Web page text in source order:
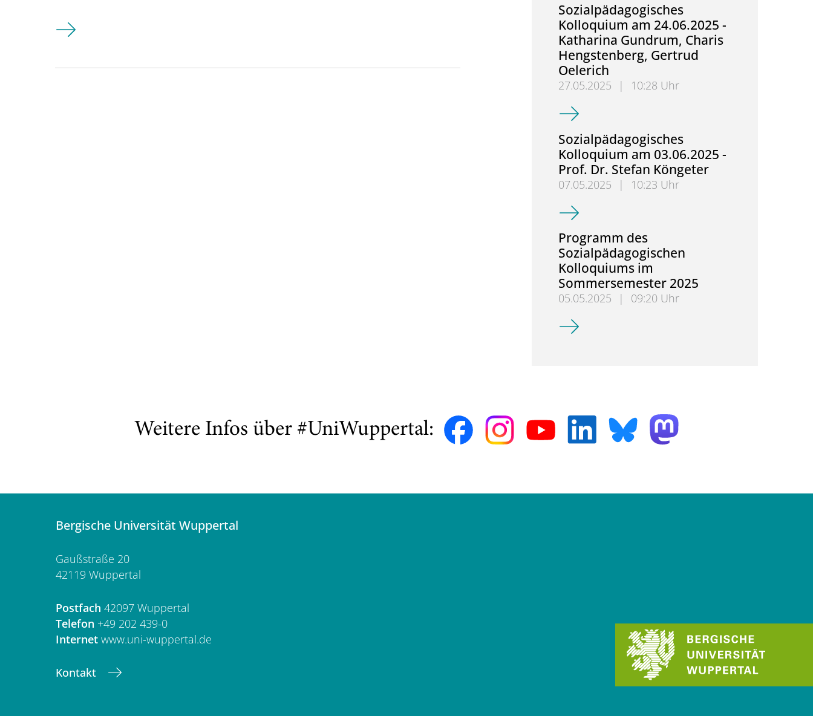
Kolloquium des Interdisziplinären Forschungszentrums "Kindheiten. Gesellschaften" am 22. Oktober
Sozialpädagogisches
Kolloquium am 24.06.2025 -
Katharina Gundrum, Charis
Hengstenberg, Gertrud
Oelerich
27.05.2025 |
10:28 Uhr
Sozialpädagogisches Kolloquium am 24.06.2025
Sozialpädagogisches
Kolloquium am 03.06.2025 -
Prof. Dr. Stefan Köngeter
07.05.2025 |
10:23 Uhr
Sozialpädagogisches Kolloquium am 03.06.2025 -
Programm des
Sozialpädagogischen
Kolloquiums im
Sommersemester 2025
05.05.2025 |
09:20 Uhr
Programm des Sozialpädagogischen Kolloquiums
Weitere Infos über #UniWuppertal:
Bergische Universität Wuppertal
Gaußstraße 20
42119 Wuppertal
Postfach 42097 Wuppertal
Telefon +49 202 439-0
Internet www.uni-wuppertal.de
Kontakt